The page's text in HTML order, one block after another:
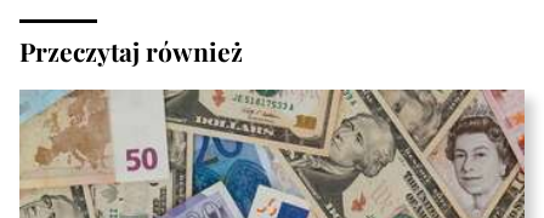
Przeczytaj również